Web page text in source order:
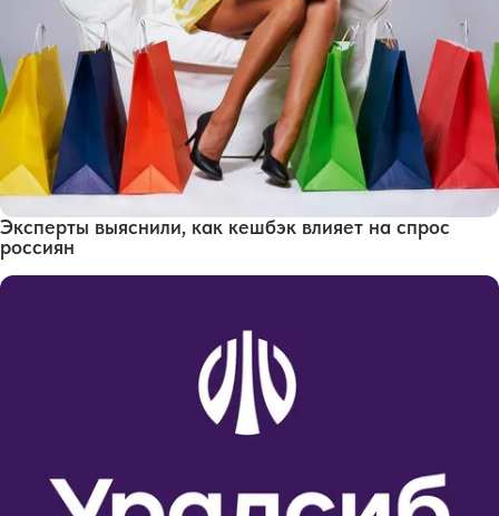
Эксперты выяснили, как кешбэк влияет на спрос
россиян